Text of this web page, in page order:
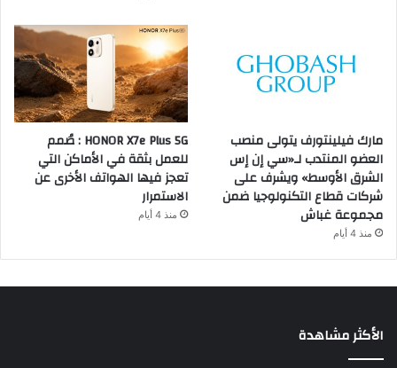
مارك فيلينتورف يتولى منصب
العضو المنتدب لـ«سي إن إس
الشرق الأوسط» ويشرف على
شركات قطاع التكنولوجيا ضمن
مجموعة غباش
منذ 4 أيام
HONOR X7e Plus 5G : صُمم
للعمل بثقة في الأماكن التي
تعجز فيها الهواتف الأخرى عن
الاستمرار
منذ 4 أيام
الأكثر مشاهدة